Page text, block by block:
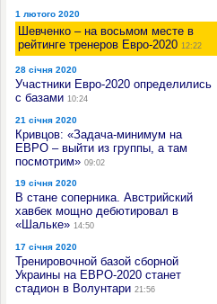
1 лютого 2020
Шевченко – на восьмом месте в
рейтинге тренеров Евро-2020 12:22
28 січня 2020
Участники Евро-2020 определились
с базами 10:24
21 січня 2020
Кривцов: «Задача-минимум на
ЕВРО – выйти из группы, а там
посмотрим» 09:02
19 січня 2020
В стане соперника. Австрийский
хавбек мощно дебютировал в
«Шальке» 14:50
17 січня 2020
Тренировочной базой сборной
Украины на ЕВРО-2020 станет
стадион в Волунтари 21:56